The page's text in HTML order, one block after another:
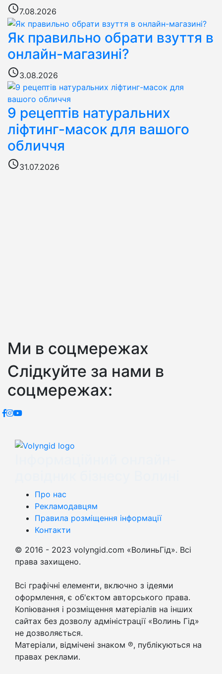
access_time7.08.2026
Як правильно обрати взуття в
онлайн-магазині?
access_time3.08.2026
9 рецептів натуральних
ліфтинг-масок для вашого
обличчя
access_time31.07.2026
Ми в соцмережах
Слідкуйте за нами в
соцмережах:
Про нас
Рекламодавцям
Правила розміщення інформації
Контакти
© 2016 - 2023 volyngid.com «ВолиньГід». Всі
права захищено.
Всі графічні елементи, включно з ідеями
оформлення, є об'єктом авторського права.
Копіювання і розміщення матеріалів на інших
сайтах без дозволу адміністрації «Волинь Гід»
не дозволяється.
Матеріали, відмічені знаком ℗, публікуються на
правах реклами.